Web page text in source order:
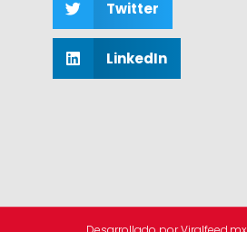
Twitter
LinkedIn